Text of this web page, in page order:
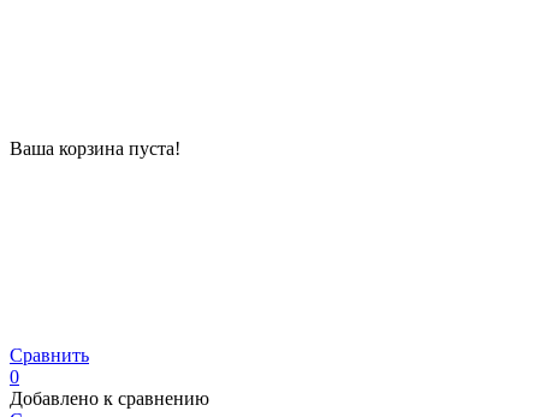
Ваша корзина пуста!
Сравнить
0
Добавлено к сравнению